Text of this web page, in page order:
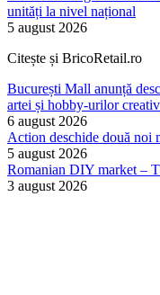
unități la nivel național
5 august 2026
Citește și BricoRetail.ro
București Mall anunță
artei și hobby-urilor
6 august 2026
Action deschide două noi
5 august 2026
Romanian DIY market –
3 august 2026